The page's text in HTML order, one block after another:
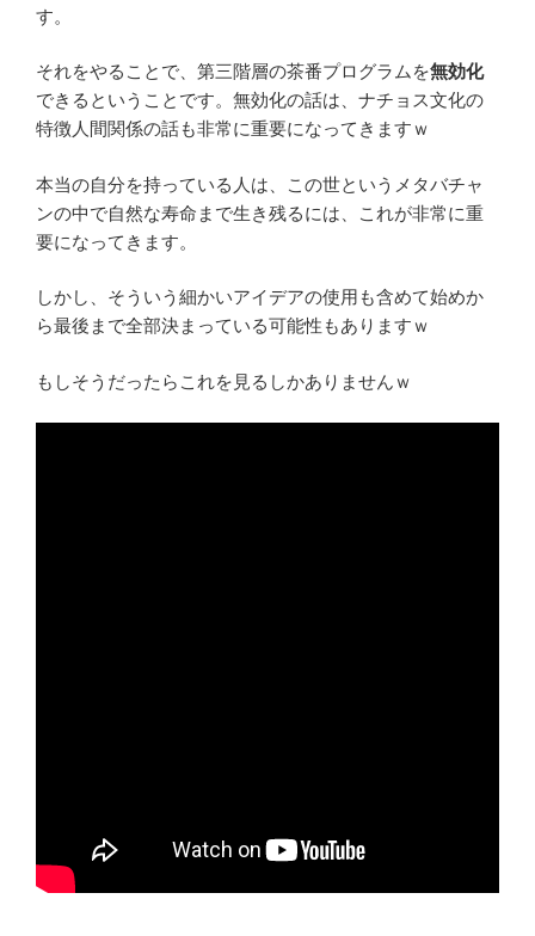
す。
それをやることで、第三階層の茶番プログラムを無効化
できるということです。無効化の話は、ナチョス文化の
特徴人間関係の話も非常に重要になってきますｗ
本当の自分を持っている人は、この世というメタバチャ
ンの中で自然な寿命まで生き残るには、これが非常に重
要になってきます。
しかし、そういう細かいアイデアの使用も含めて始めか
ら最後まで全部決まっている可能性もありますｗ
もしそうだったらこれを見るしかありませんｗ